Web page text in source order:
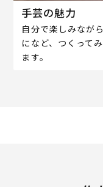
手芸の魅力
自分で楽しみなが
になど、つくって
ます。